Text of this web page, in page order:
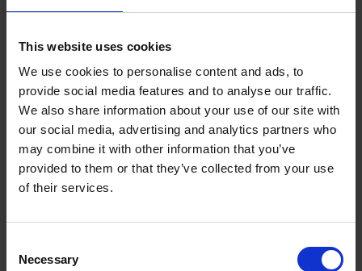
This website uses cookies
We use cookies to personalise content and ads, to
provide social media features and to analyse our traffic.
We also share information about your use of our site with
our social media, advertising and analytics partners who
may combine it with other information that you’ve
provided to them or that they’ve collected from your use
of their services.
Selection
Necessary